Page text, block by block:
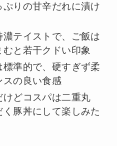
りの甘辛だれに漬け
テイストで、ご飯は
と若干クドい印象
準的で、硬すぎず柔
スの良い食感
どコスパは二重丸
豚丼にして楽しみた